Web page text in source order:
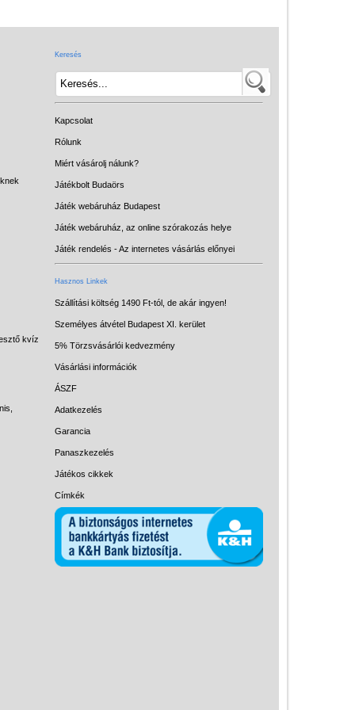
kvíz
Keresés
Kapcsolat
Rólunk
Miért vásárolj nálunk?
Játékbolt Budaörs
Játék webáruház Budapest
Játék webáruház, az online szórakozás helye
Játék rendelés - Az internetes vásárlás előnyei
Hasznos Linkek
Szállítási költség 1490 Ft-tól, de akár ingyen!
Személyes átvétel Budapest XI. kerület
5% Törzsvásárlói kedvezmény
Vásárlási információk
ÁSZF
Adatkezelés
Garancia
Panaszkezelés
Játékos cikkek
Címkék
Intelligens gyurma
Licenszes TOP
gyerekajándékok
LOGICO
LÜK
Papírszínház
Pixelhobby